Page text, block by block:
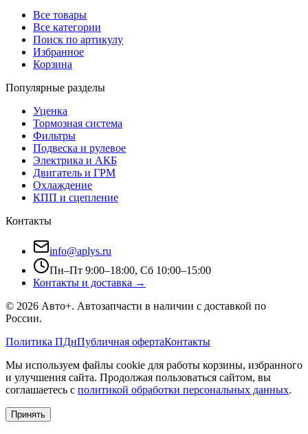
Все товары
Все категории
Поиск по артикулу
Избранное
Корзина
Популярные разделы
Уценка
Тормозная система
Фильтры
Подвеска и рулевое
Электрика и АКБ
Двигатель и ГРМ
Охлаждение
КПП и сцепление
Контакты
info@aplys.ru
Пн–Пт 9:00–18:00, Сб 10:00–15:00
Контакты и доставка →
© 2026 Авто+. Автозапчасти в наличии с доставкой по
России.
Политика ПДнПубличная офертаКонтакты
Мы используем файлы cookie для работы корзины, избранного
и улучшения сайта. Продолжая пользоваться сайтом, вы
соглашаетесь с политикой обработки персональных данных.
Принять